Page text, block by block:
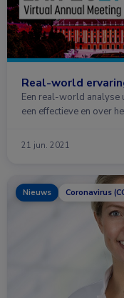
Real-world
Een real-world analyse
een effectieve en over
21 jun. 2021
Nieuws Coronavirus